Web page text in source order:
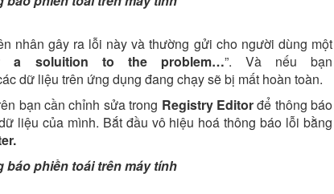
nhân gây ra lỗi này và thường gửi cho người dùng một
a soluition to the problem…”. Và nếu bạn
dữ liệu trên ứng dụng đang chạy sẽ bị mất hoàn toàn.
bạn cần chỉnh sửa trong Registry Editorđể thông báo
liệu của mình. Bắt đầu vô hiệu hoá thông báo lỗi bằng